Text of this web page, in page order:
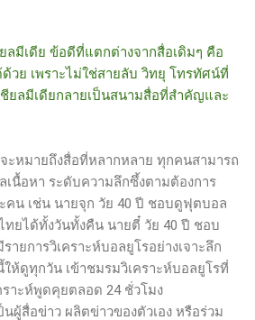
ลมีเดีย ข้อดีที่แตกต่างจากสื่อเดิมๆ คือ
วย เพราะไม่ใช่สายลับ วิทยุ โทรทัศน์ที่
ยลมีเดียกลายเป็นสนามสื่อที่สำคัญและ
ะหมายถึงสื่อที่หลากหลาย ทุกคนสามารถ
นื้อหา ระดับความลึกซึ้งตามต้องการ
น เช่น นายจุก วัย 40 ปี ชอบดูฟุตบอล
ยได้ทั้งวันทั้งคืน นายตี๋ วัย 40 ปี ชอบ
ายการวิเคราะห์บอลยูโรอย่างเจาะลึก
ห้ดูทุกวัน เข้าชมรมวิเคราะห์บอลยูโรที่
าะห์พูดคุยตลอด 24 ชั่วโมง
ข่าว ผลิตข่าวของตัวเอง หรือร่วม